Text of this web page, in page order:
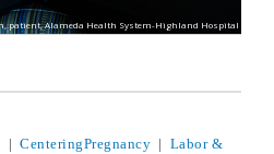
patient, Alameda Health System-Highland Hospital
|CenteringPregnancy | Labor &